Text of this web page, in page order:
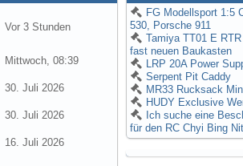
Vor 3 Stunden
Mittwoch, 08:39
30. Juli 2026
30. Juli 2026
16. Juli 2026
FG Modellsport 1:5
530, Porsche 911
Tamiya TT01 E
fast neuen Baukasten
LRP 20A Power
Serpent Pit Caddy
MR33 Rucksack
HUDY Exclusive
Ich suche eine
für den RC Chyi Bing